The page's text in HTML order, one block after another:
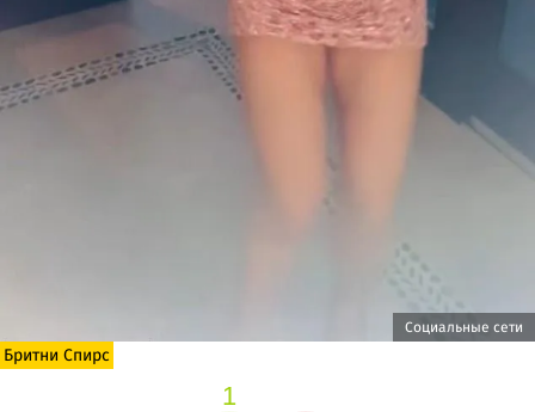
Социальные сети
Бритни Спирс
1